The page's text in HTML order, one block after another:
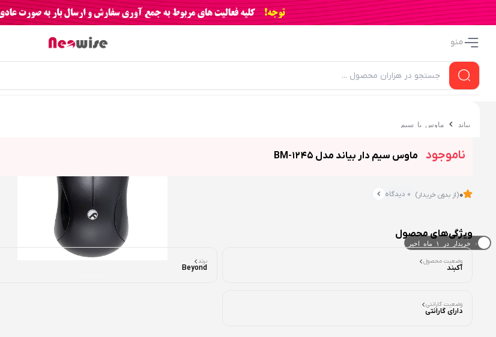
منو
۰ خریدار در ۱ ماه اخیر
بیاند ماوس با سیم
ناموجود ماوس سیم دار بیاند مدل BM-1245
0(از بدون خریدار) 0 دیدگاه
ویژگی‌های محصول
وضعیت محصول
آکبند
برند
Beyond
وضعیت گارانتی
دارای گارانتی